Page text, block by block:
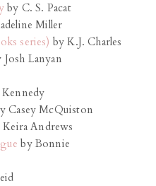
by C. S. Pacat
Miller
series) by K.J. Charles
Josh Lanyan
Casey McQuiston
Keira Andrews
by Bonnie